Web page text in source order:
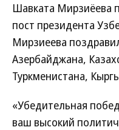
Шавката Мирзиёева
пост президента
Мирзиеева
Азербайджана,
Туркменистана,
«Убедительная
ваш высокий